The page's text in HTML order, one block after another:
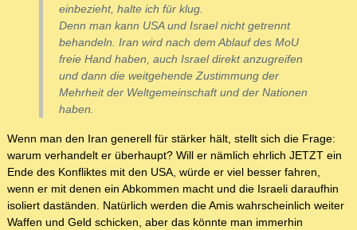
einbezieht, halte ich für klug.
Denn man kann USA und Israel nicht getrennt
behandeln. Iran wird nach dem Ablauf des MoU
freie Hand haben, auch Israel direkt anzugreifen
und dann die weitgehende Zustimmung der
Mehrheit der Weltgemeinschaft und der Nationen
haben.
Wenn man den Iran generell für stärker hält, stellt sich die Frage:
warum verhandelt er überhaupt? Will er nämlich ehrlich JETZT ein
Ende des Konfliktes mit den USA, würde er viel besser fahren,
wenn er mit denen ein Abkommen macht und die Israeli daraufhin
isoliert daständen. Natürlich werden die Amis wahrscheinlich weiter
Waffen und Geld schicken, aber das könnte man immerhin